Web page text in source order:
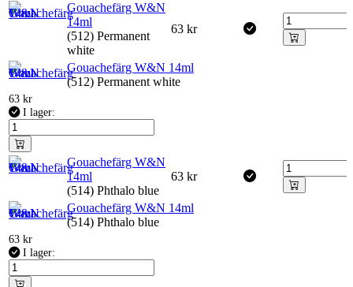
Gouachefärg W&N
14ml
(512) Permanent
white
63 kr
Gouachefärg W&N 14ml
(512) Permanent white
63 kr
I lager:
Gouachefärg W&N
14ml
(514) Phthalo blue
63 kr
Gouachefärg W&N 14ml
(514) Phthalo blue
63 kr
I lager: